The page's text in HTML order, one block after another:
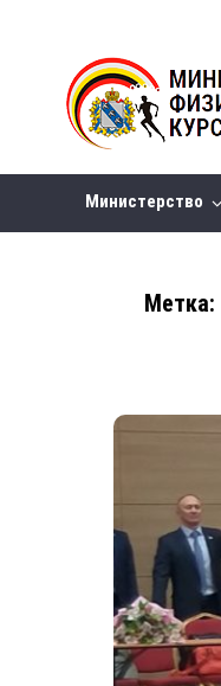
Министерство
Метка: